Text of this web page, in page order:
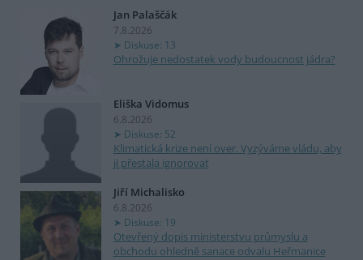
Jan Palaščák
7.8.2026
Diskuse: 13
Ohrožuje nedostatek vody budoucnost jádra?
Eliška Vidomus
6.8.2026
Diskuse: 52
Klimatická krize není over. Vyzýváme vládu, aby
ji přestala ignorovat
Jiří Michalisko
6.8.2026
Diskuse: 19
Otevřený dopis ministerstvu průmyslu a
obchodu ohledně sanace odvalu Heřmanice